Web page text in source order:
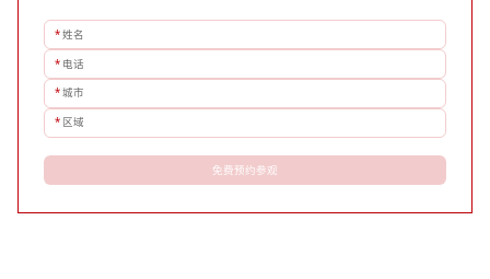
*姓名
* 电话
*城市
* 区域
免费预约参观